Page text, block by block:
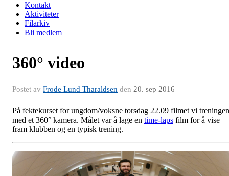
Kontakt
Aktiviteter
Filarkiv
Bli medlem
360° video
Postet av Frode Lund Tharaldsen den 20. sep 2016
På fektekurset for ungdom/voksne torsdag 22.09 filmet vi treningen
med et 360° kamera. Målet var å lage en time-laps film for å vise
fram klubben og en typisk trening.